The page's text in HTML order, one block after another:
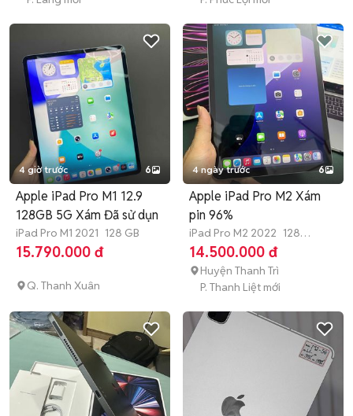
4 giờ trước 6
Apple iPad Pro M1 12.9
128GB 5G Xám Đã sử dụn
iPad Pro M1 2021 128 GB
15.790.000 đ
Q. Thanh Xuân
4 ngày trước 6
Apple iPad Pro M2 Xám
pin 96%
iPad Pro M2 2022 128
GB Còn bảo hành
14.500.000 đ
Huyện Thanh Trì
P. Thanh Liệt mới